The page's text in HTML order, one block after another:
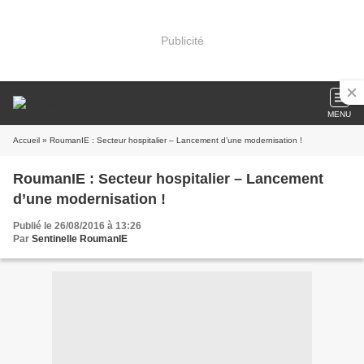
Publicité
MENU
Accueil » RoumanIE : Secteur hospitalier – Lancement d’une modernisation !
RoumanIE : Secteur hospitalier – Lancement
d’une modernisation !
Publié le 26/08/2016 à 13:26
Par Sentinelle RoumanIE